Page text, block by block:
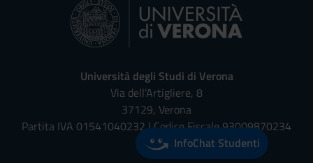
Università degli Studi di Verona
Via dell'Artigliere, 8
37129, Verona
Partita IVA 01541040232 | Codice Fiscale 93009870234
InfoChat Studenti